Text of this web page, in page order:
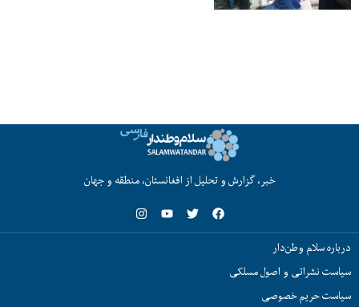
خبر، گزارش و تحلیل از افغانستان، منطقه و جهان
درباره سلام وطن‌دار
سیاست نشراتی و اصول مسلکی
سیاست حریم خصوصی